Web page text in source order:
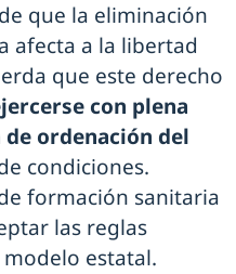
que la eliminación
afecta a la libertad
que este derecho
con plena
ordenación del
condiciones.
formación sanitaria
las reglas
estatal.